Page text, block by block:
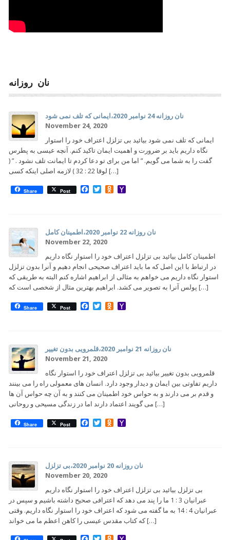
نان روزانه
نان روزانه 24 نوامبر 2020،ایمانی که تلف نمی شود
November 24, 2020
ایمانی که تلف نمی شود بیائید بی تزلزل اعتراف خود را استوار
نگاه داریم باید بر ضرورت و اهمیت ایمان تاکید کنم. آنچه عیسی به پطرس
گفت را به شما می گویم. ” اما من برای تو دعا کردم تا ایمانت تلف نشود . ” (
لوقا 22 : 32 ) لازمه اصلی اینکه کسی […]
Share Post Facebook
TwitterOdnoklassniki
نان روزانه 22 نوامبر 2020،اطمینان کامل
November 22, 2020
اطمینان کامل بیائید بی تزلزل اعتراف خود را استوار نگاه داریم
در ارتباط با این اصل که ما باید اعتراف صحیحی انجام دهیم و آنرا بدون تزلزل
استوار نگاه داریم می خواهم به مثالی از ابراهیم اشاره کنم البته به طریقی که
پولس آنرا به تصویر می کشد. ابراهیم بهترین مثال از شخصی است که […]
Share Post Facebook
TwitterOdnoklassniki
نان روزانه 21 نوامبر 2020،قلمرویی بدون تغییر
November 21, 2020
قلمرویی بدون تغییر بیائید بی تزلزل اعتراف خود را استوار نگاه
داریم تفاوتی بین ایمان و دیدار وجود دارد. انسان های معمولی راه را می بینند
و قدم بر می دارند و به حواس خود اطمینان می کنند و به آن چه حواس آن ها
می گویند اعتماد دارند اما در زندگی مسیحی و روحانی […]
Share Post Facebook
TwitterOdnoklassniki
نان روزانه 20 نوامبر 2020،بی تزلزل
November 20, 2020
بی تزلزل بیائید بی تزلزل اعتراف خود را استوار نگاه داریم
عبرانیان 3 : 1 ما را پند می دهد که اعترافی صحیح داشته باشیم و سپس در
عبرانیان 4 : 14 به ما گفته می شود که اعتراف خود را استوار نگاه داریم. وقتی
که کتاب مقدس عیسی را کاهن اعظم ما می خواند […]